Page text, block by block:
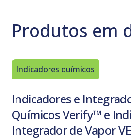
Produtos em
Indicadores químicos
Indicadores e
Químicos Verify™ e
Integrador de Vapor